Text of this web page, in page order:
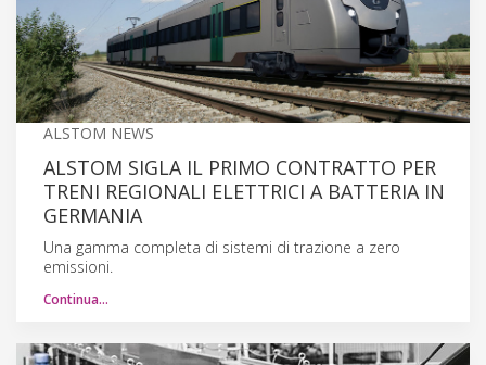
ALSTOM NEWS
ALSTOM SIGLA IL PRIMO CONTRATTO PER
TRENI REGIONALI ELETTRICI A BATTERIA IN
GERMANIA
Una gamma completa di sistemi di trazione a zero
emissioni.
Continua…